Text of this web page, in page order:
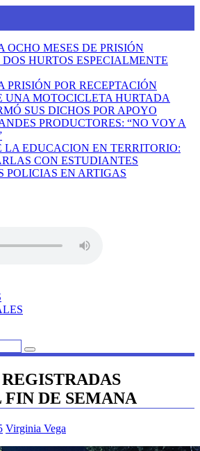
OCHO MESES DE PRISIÓN
HURTOS ESPECIALMENTE
PRISIÓN POR RECEPTACIÓN
UNA MOTOCICLETA HURTADA
SUS DICHOS POR APOYO
PRODUCTORES: “NO VOY A
LA EDUCACION EN TERRITORIO:
CON ESTUDIANTES
POLICIAS EN ARTIGAS
DE SEMANA
Virginia Vega